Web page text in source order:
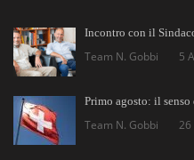
Incontro con il
Team N. Gobbi 5
Primo agosto: il
Team N. Gobbi 26